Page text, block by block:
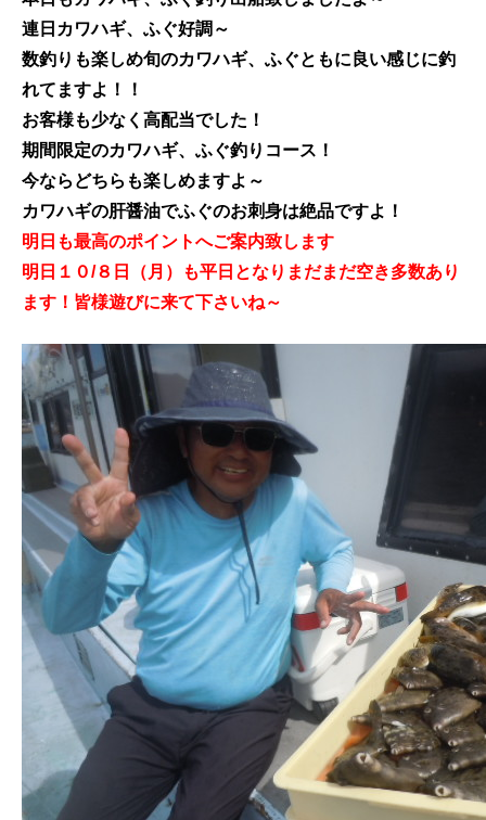
連日カワハギ、ふぐ好調～
数釣りも楽しめ旬のカワハギ、ふぐともに良い感じに釣
れてますよ！！
お客様も少なく高配当でした！
期間限定のカワハギ、ふぐ釣りコース！
今ならどちらも楽しめますよ～
カワハギの肝醤油でふぐのお刺身は絶品ですよ！
明日も最高のポイントへご案内致します
明日１０/８日（月）も平日となりまだまだ空き多数あり
ます！皆様遊びに来て下さいね～